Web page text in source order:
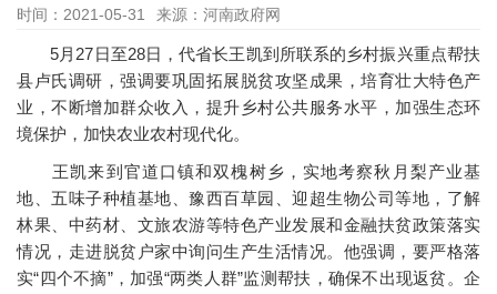
时间：2021-05-31 来源：河南政府网
5月27日至28日，代省长王凯到所联系的乡村振兴重点帮扶
县卢氏调研，强调要巩固拓展脱贫攻坚成果，培育壮大特色产
业，不断增加群众收入，提升乡村公共服务水平，加强生态环
境保护，加快农业农村现代化。
王凯来到官道口镇和双槐树乡，实地考察秋月梨产业基
地、五味子种植基地、豫西百草园、迎超生物公司等地，了解
林果、中药材、文旅农游等特色产业发展和金融扶贫政策落实
情况，走进脱贫户家中询问生产生活情况。他强调，要严格落
实“四个不摘”，加强“两类人群”监测帮扶，确保不出现返贫。企